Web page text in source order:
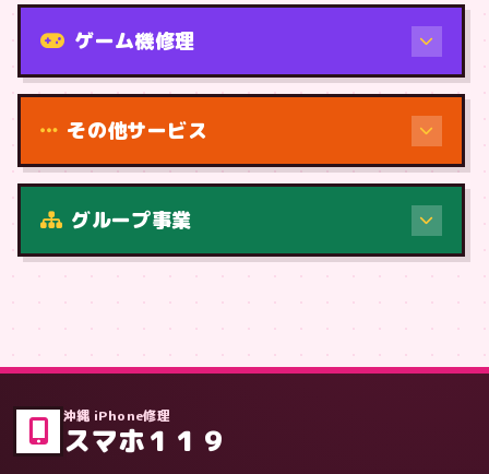
機種から
症状・内容から
ゲーム機修理
その他サービス
グループ事業
沖縄 iPhone修理
スマホ１１９